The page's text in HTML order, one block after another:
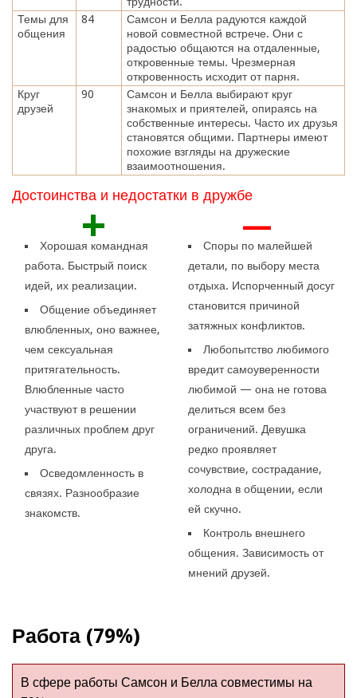
Темы для
общения
84
Самсон и Белла радуются каждой
новой совместной встрече. Они с
радостью общаются на отдаленные,
откровенные темы. Чрезмерная
откровенность исходит от парня.
Круг
друзей
90
Самсон и Белла выбирают круг
знакомых и приятелей, опираясь на
собственные интересы. Часто их друзья
становятся общими. Партнеры имеют
похожие взгляды на дружеские
взаимоотношения.
Достоинства и недостатки в дружбе
+
Хорошая командная
работа. Быстрый поиск
идей, их реализации.
Общение объединяет
влюбленных, оно важнее,
чем сексуальная
притягательность.
Влюбленные часто
участвуют в решении
различных проблем друг
друга.
Осведомленность в
связях. Разнообразие
знакомств.
—
Споры по малейшей
детали, по выбору места
отдыха. Испорченный досуг
становится причиной
затяжных конфликтов.
Любопытство любимого
вредит самоуверенности
любимой — она не готова
делиться всем без
ограничений. Девушка
редко проявляет
сочувствие, сострадание,
холодна в общении, если
ей скучно.
Контроль внешнего
общения. Зависимость от
мнений друзей.
Работа (79%)
В сфере работы Самсон и Белла совместимы на